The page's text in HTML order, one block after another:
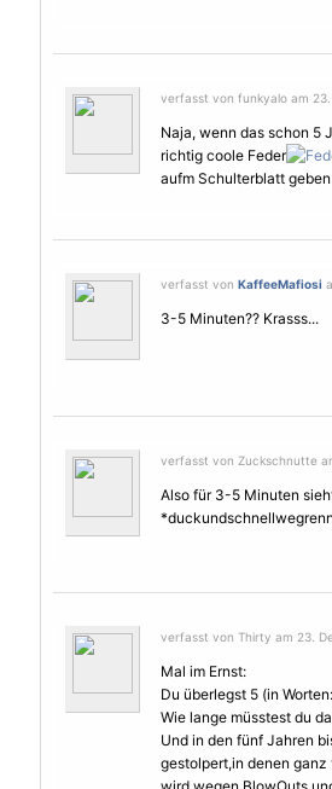
verfasst von funkyalo am
Naja, wenn das schon 5
richtig coole Feder
aufm Schulterblatt
verfasst von KaffeeMafiosi
3-5 Minuten?? Krasss...
verfasst von Zuckschnutte
Also für 3-5 Minuten
verfasst von Thirty am 23.
Mal im Ernst:
Du überlegst 5 (in
Wie lange müsstest du
Und in den fünf Jahren
gestolpert,in denen